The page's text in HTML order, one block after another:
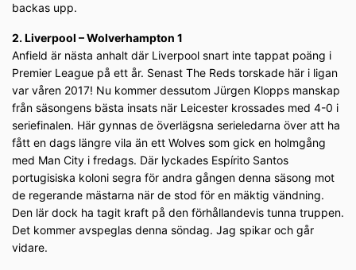
backas upp.
2. Liverpool – Wolverhampton 1
Anfield är nästa anhalt där Liverpool snart inte tappat poäng i
Premier League på ett år. Senast The Reds torskade här i ligan
var våren 2017! Nu kommer dessutom Jürgen Klopps manskap
från säsongens bästa insats när Leicester krossades med 4-0 i
seriefinalen. Här gynnas de överlägsna serieledarna över att ha
fått en dags längre vila än ett Wolves som gick en holmgång
med Man City i fredags. Där lyckades Espírito Santos
portugisiska koloni segra för andra gången denna säsong mot
de regerande mästarna när de stod för en mäktig vändning.
Den lär dock ha tagit kraft på den förhållandevis tunna truppen.
Det kommer avspeglas denna söndag. Jag spikar och går
vidare.